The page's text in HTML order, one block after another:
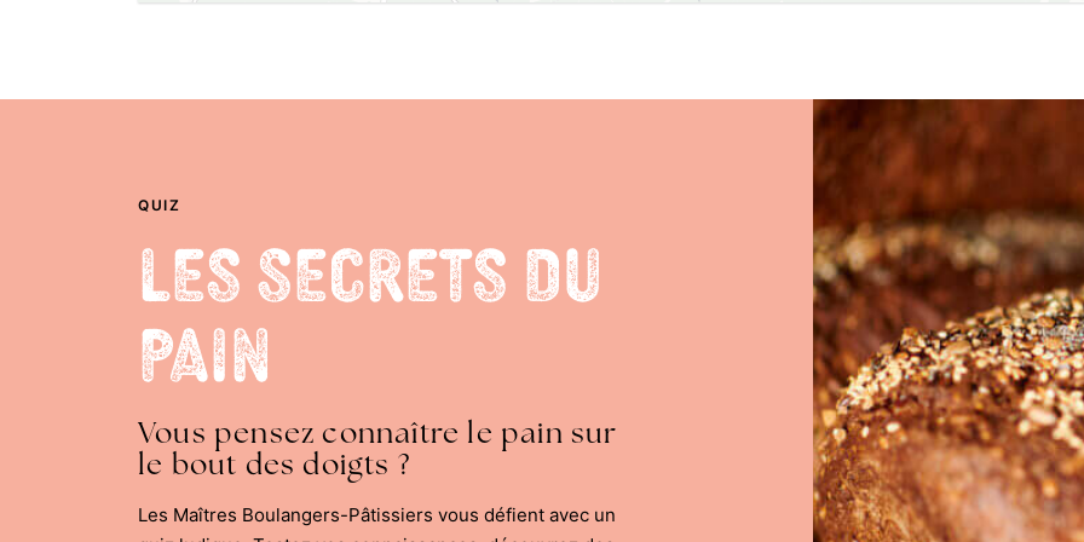
QUIZ
Les Secrets du
Pain
Vous pensez connaître le pain sur
le bout des doigts ?
Les Maîtres Boulangers-Pâtissiers vous défient avec un